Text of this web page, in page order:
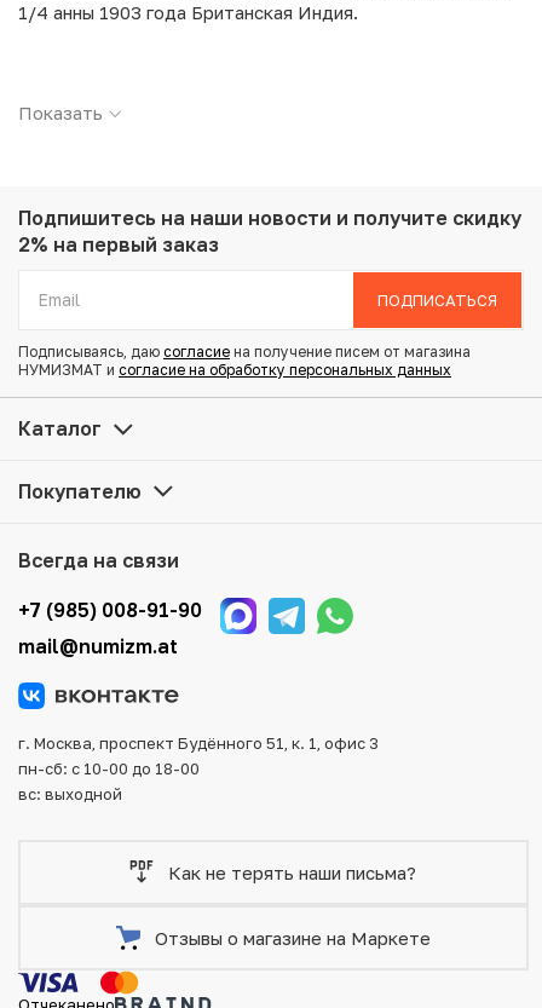
1/4 анны 1903 года Британская Индия.
Страна: Индия (Британская)
Вес: 6.34 г
Диаметр: 25.3 мм
Состояние: XF
Купить 1/4 анны 1903 года Британская Индия по
привлекательной цене можно в нашем интернет-
магазине — Вам достаточно оформить заказ на сайте.
Для вашего удобства представлены несколько способов
оплаты и доставки заказа. Все отправления надежно и
тщательно упаковываются, что исключает возможность
повреждения во время доставки.
Показать
Подпишитесь на наши новости и получите скидку
2% на первый заказ
ПОДПИСАТЬСЯ
Подписываясь, даю согласие на получение писем от магазина
НУМИЗМАТ и согласие на обработку персональных данных
Каталог
Покупателю
Всегда на связи
+7 (985) 008-91-90
mail@numizm.at
г. Москва, проспект Будённого 51, к. 1, офис 3
пн-сб: с 10-00 до 18-00
вс: выходной
Как не терять наши письма?
Отзывы о магазине на Маркете
Отчеканено